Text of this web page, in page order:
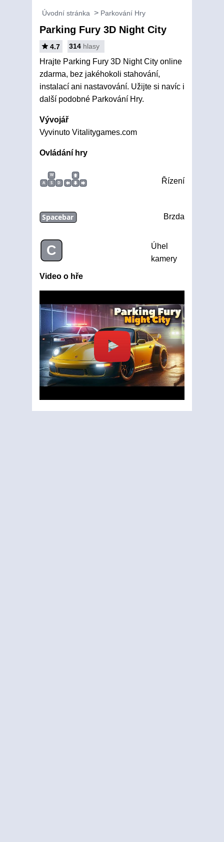
Úvodní stránka Parkování Hry
Parking Fury 3D Night City
4.7 314 hlasy
Hrajte Parking Fury 3D Night City online
zdarma, bez jakéhokoli stahování,
instalací ani nastavování. Užijte si navíc i
další podobné Parkování Hry.
Vývojář
Vyvinuto Vitalitygames.com
Ovládání hry
W
A
S D Řízení
Spacebar Brzda
C
Úhel
kamery
Video o hře